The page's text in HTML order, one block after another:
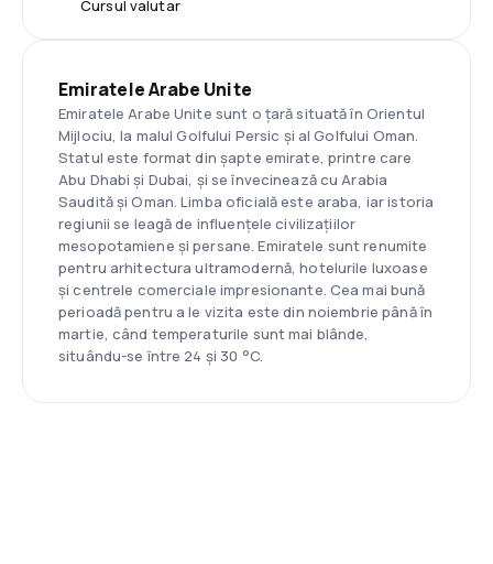
Cursul valutar
Emiratele Arabe Unite
Emiratele Arabe Unite sunt o țară situată în Orientul
Mijlociu, la malul Golfului Persic și al Golfului Oman.
Statul este format din șapte emirate, printre care
Abu Dhabi și Dubai, și se învecinează cu Arabia
Saudită și Oman. Limba oficială este araba, iar istoria
regiunii se leagă de influențele civilizațiilor
mesopotamiene și persane. Emiratele sunt renumite
pentru arhitectura ultramodernă, hotelurile luxoase
și centrele comerciale impresionante. Cea mai bună
perioadă pentru a le vizita este din noiembrie până în
martie, când temperaturile sunt mai blânde,
situându-se între 24 și 30 °C.